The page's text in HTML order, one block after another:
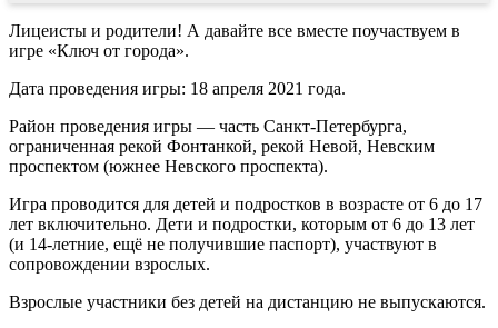
Перейти
к
Лицеисты и родители! А давайте все вместе поучаствуем в
игре «Ключ от города».
Дата проведения игры: 18 апреля 2021 года.
Район проведения игры — часть Санкт-Петербурга,
ограниченная рекой Фонтанкой, рекой Невой, Невским
проспектом (южнее Невского проспекта).
Игра проводится для детей и подростков в возрасте от 6 до 17
лет включительно. Дети и подростки, которым от 6 до 13 лет
(и 14-летние, ещё не получившие паспорт), участвуют в
сопровождении взрослых.
Взрослые участники без детей на дистанцию не выпускаются.